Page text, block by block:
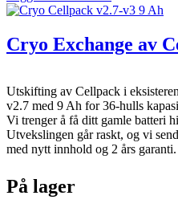
Cryo Exchange av
Utskifting av Cellpack i
v2.7 med 9 Ah for 36-hulls
Vi trenger å få ditt gamle batteri
Utvekslingen går raskt, og vi
med nytt innhold og 2 års garanti.
På lager